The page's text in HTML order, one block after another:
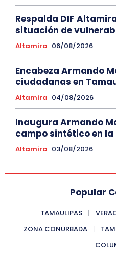
Respalda DIF
situación de
Altamira 06/08/2026
Encabeza Armando
ciudadanas en
Altamira 04/08/2026
Inaugura Armando
campo sintético en
Altamira 03/08/2026
Popular
TAMAULIPAS
ZONA CONURBADA